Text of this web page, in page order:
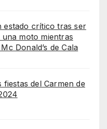
estado crítico tras ser
moto mientras
Donald’s de Cala
fiestas del Carmen de